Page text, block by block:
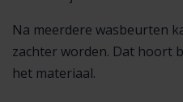
Na meerdere wasbeurten
zachter worden. Dat hoort
het materiaal.